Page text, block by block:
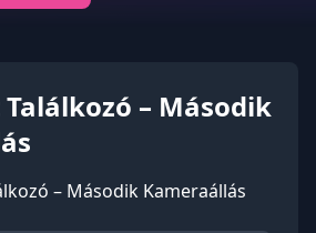
– Második